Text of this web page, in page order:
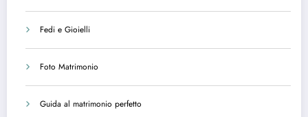
Fedi e Gioielli
Foto Matrimonio
Guida al matrimonio perfetto